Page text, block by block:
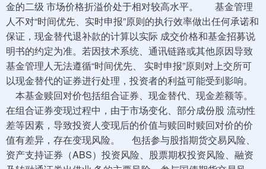
金的二级 市场价格折溢价处于相对较高水平。 基金管理
人不对“时间优先、实时申报”原则的执行效率做出任何承诺和
保证，现金替代退补款的计算以实际 成交价格和基金招募说
明书的约定为准。若因技术系统、通讯链路或其他原因导致
基金管理人无法遵循“时间优先、 实时申报”原则对上交所可
以现金替代的证券进行处理，投资者的利益可能受到影响。
本基金赎回对价包括组合证券、现金替代、现金差额等。
在组合证券变现过程中，由于市场变化、部分成份股 流动性
差等因素，导致投资人变现后的价值与赎回时赎回对价的价
值有差异，存在变现风险。 包括参与股指期货交易风险、
资产支持证券（ABS）投资风险、股票期权投资风险、融资